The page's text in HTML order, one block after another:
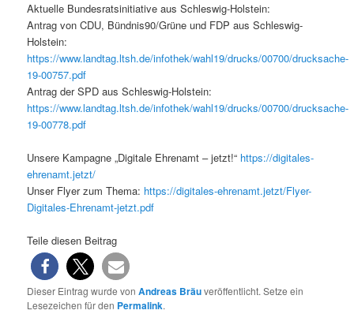
Aktuelle Bundesratsinitiative aus Schleswig-Holstein:
Antrag von CDU, Bündnis90/Grüne und FDP aus Schleswig-
Holstein:
https://www.landtag.ltsh.de/infothek/wahl19/drucks/00700/drucksache-
19-00757.pdf
Antrag der SPD aus Schleswig-Holstein:
https://www.landtag.ltsh.de/infothek/wahl19/drucks/00700/drucksache-
19-00778.pdf
Unsere Kampagne „Digitale Ehrenamt – jetzt!“ https://digitales-
ehrenamt.jetzt/
Unser Flyer zum Thema: https://digitales-ehrenamt.jetzt/Flyer-
Digitales-Ehrenamt-jetzt.pdf
Teile diesen Beitrag
Dieser Eintrag wurde vonAndreas Bräuveröffentlicht. Setze ein
Lesezeichen für den Permalink.